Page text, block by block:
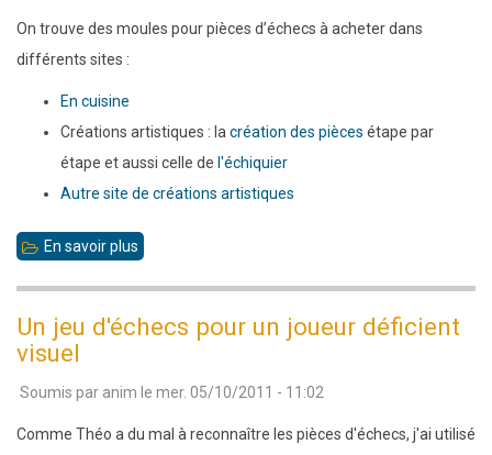
On trouve des moules pour pièces d’échecs à acheter dans
différents sites :
En cuisine
Créations artistiques : lacréation des pièces étape par
étape et aussi celle de l'échiquier
Autre site de créations artistiques
En savoir plus
de
Un jeu d'échecs pour un joueur déficient
visuel
Soumis par anim le mer. 05/10/2011 - 11:02
Comme Théo a du mal à reconnaître les pièces d'échecs, j'ai utilisé